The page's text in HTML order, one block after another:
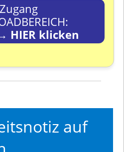
HIER klicken
auf